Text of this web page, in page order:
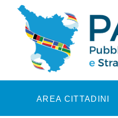
Skip to main content
AREA CITTADINI